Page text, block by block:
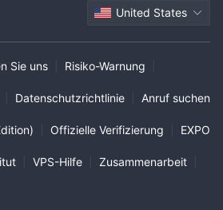
United States
Sie uns Risiko-Warnung
Datenschutzrichtlinie Anruf suchen
Offizielle Verifizierung EXPO
VPS-Hilfe Zusammenarbeit